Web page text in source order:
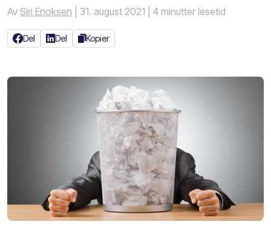
Av Siri Enoksen | 31. august 2021 | 4 minutter lesetid
Del Del Kopier